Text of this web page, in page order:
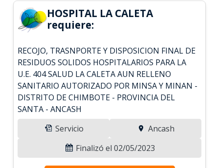
HOSPITAL LA CALETA
requiere:
RECOJO, TRASNPORTE Y DISPOSICION FINAL DE
RESIDUOS SOLIDOS HOSPITALARIOS PARA LA
U.E. 404 SALUD LA CALETA AUN RELLENO
SANITARIO AUTORIZADO POR MINSA Y MINAN -
DISTRITO DE CHIMBOTE - PROVINCIA DEL
SANTA - ANCASH
Servicio
Ancash
Finalizó el 02/05/2023